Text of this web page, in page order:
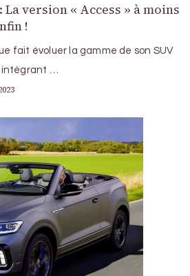
La version « Access » à moins
!
fait évoluer la gamme de son SUV
intégrant …